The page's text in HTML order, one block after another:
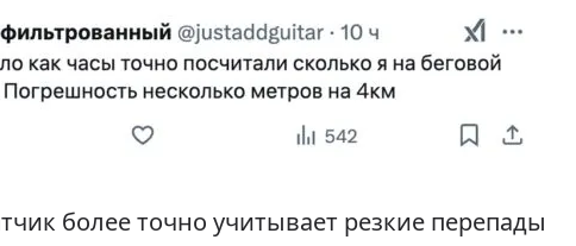
более точно учитывает резкие перепады